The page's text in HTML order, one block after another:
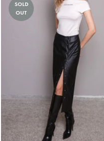
SOLD
OUT